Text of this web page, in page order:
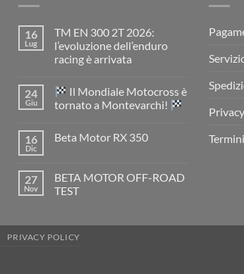
16
Lug
TM EN 300 2T 2026:
l’evoluzione dell’enduro
racing è arrivata
su
TM
EN
2026:
è
arrivata
24
Giu
Il Mondiale Motocross è
tornato a Montevarchi!
su
Motocross
è
tornato
16
Dic
Beta Motor RX 350
Beta
Motor
RX
27
Nov
BETA MOTOR OFF-ROAD
TEST
MOTOR
PRIVACY POLICY